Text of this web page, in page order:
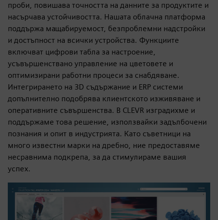
проби, повишава точността на данните за продуктите и
насърчава устойчивостта. Нашата облачна платформа
поддържа мащабируемост, безпроблемни надстройки
и достъпност на всички устройства. Функциите
включват цифрови табла за настроение,
усъвършенствано управление на цветовете и
оптимизирани работни процеси за снабдяване.
Интегрирането на 3D съдържание и ERP системи
допълнително подобрява клиентското изживяване и
оперативните съвършенства. В CLEVR изградихме и
поддържаме това решение, използвайки задълбочени
познания и опит в индустрията. Като съветници на
много известни марки на дребно, ние предоставяме
несравнима подкрепа, за да стимулираме вашия
успех.